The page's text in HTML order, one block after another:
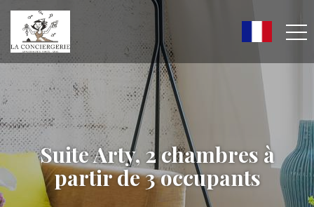
Suite Arty, 2 chambres à
partir de 3 occupants